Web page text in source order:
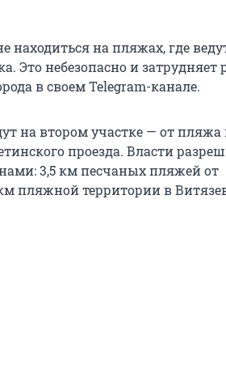
на пляжах, где
Это небезопасно и затрудняет
в своем Telegram-канале.
на втором участке — от пляжа
проезда. Власти
3,5 км песчаных пляжей от
пляжной территории в